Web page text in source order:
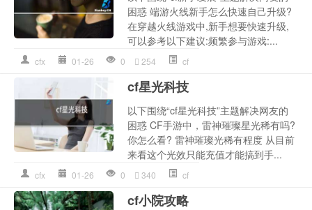
困惑 端游火线新手怎么快速自己升级?
在穿越火线游戏中,新手想要快速升级,
可以参考以下建议:频繁参与游戏:...
cfx 01-26 0 254 cf
cf星光科技
以下围绕“cf星光科技”主题解决网友的
困惑 CF手游中，雷神璀璨星光稀有吗?
你怎么看? 雷神璀璨光稀有程度 从目前
来看这个光效只能充值才能搞到手...
cfx 01-26 0 340 cf
cf小院攻略